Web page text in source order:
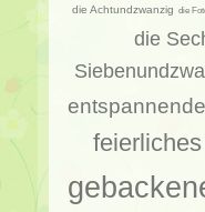
die Achtundzwanzig die
die
feierliches